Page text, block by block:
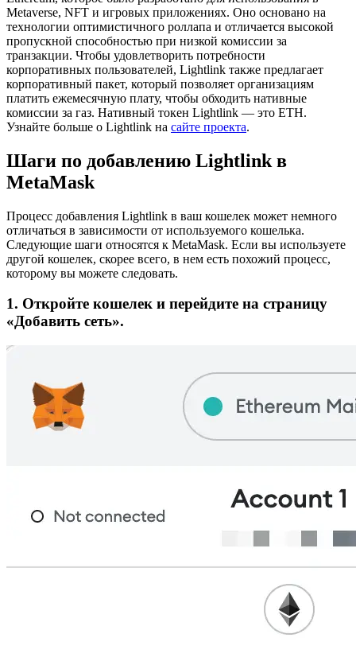
Metaverse, NFT и игровых приложениях. Оно основано на
технологии оптимистичного роллапа и отличается высокой
пропускной способностью при низкой комиссии за
транзакции. Чтобы удовлетворить потребности
корпоративных пользователей, Lightlink также предлагает
корпоративный пакет, который позволяет организациям
платить ежемесячную плату, чтобы обходить нативные
комиссии за газ. Нативный токен Lightlink — это ETH.
Узнайте больше о Lightlink на сайте проекта.
Шаги по добавлению Lightlink в
MetaMask
Процесс добавления Lightlink в ваш кошелек может немного
отличаться в зависимости от используемого кошелька.
Следующие шаги относятся к MetaMask. Если вы используете
другой кошелек, скорее всего, в нем есть похожий процесс,
которому вы можете следовать.
1. Откройте кошелек и перейдите на страницу
«Добавить сеть».